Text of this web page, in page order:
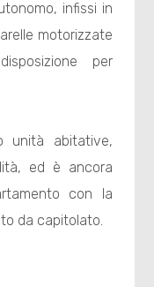
infissi in
motorizzate
per
unità abitative,
ed è ancora
con la
da capitolato.